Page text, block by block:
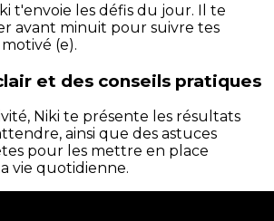
t'envoie les défis du jour. Il te
avant minuit pour suivre tes
(e).
et des conseils pratiques
Niki te présente les résultats
ainsi que des astuces
pour les mettre en place
vie quotidienne.